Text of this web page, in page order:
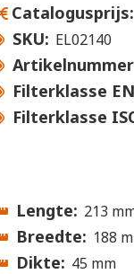
Catalogusprijs
SKU EL02140
Filterklasse
Filterklasse
Lengte 213
Breedte 188
Dikte 45 mm